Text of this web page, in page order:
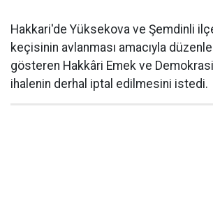
Hakkari'de Yüksekova ve Şemdinli
keçisinin avlanması amacıyla
gösteren Hakkâri Emek ve
ihalenin derhal iptal edilmesini istedi.